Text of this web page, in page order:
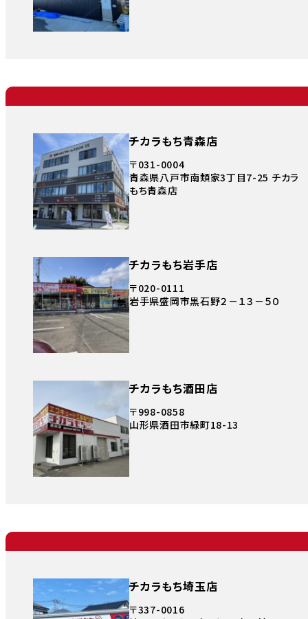
チカラもち青森店
〒031-0004
青森県八戸市南類家3丁目7-25 チカラ
もち青森店
チカラもち岩手店
〒020-0111
岩手県盛岡市黒石野２－１３－５０
チカラもち酒田店
〒998-0858
山形県酒田市緑町18-13
チカラもち埼玉店
〒337-0016